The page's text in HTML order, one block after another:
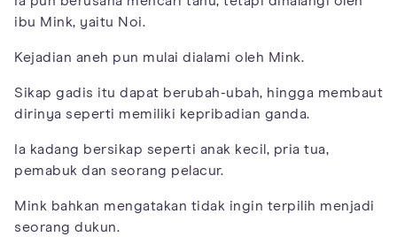
ibu Mink, yaitu Noi.
Kejadian aneh pun mulai dialami oleh Mink.
Sikap gadis itu dapat berubah-ubah, hingga membaut
dirinya seperti memiliki kepribadian ganda.
Ia kadang bersikap seperti anak kecil, pria tua,
pemabuk dan seorang pelacur.
Mink bahkan mengatakan tidak ingin terpilih menjadi
seorang dukun.